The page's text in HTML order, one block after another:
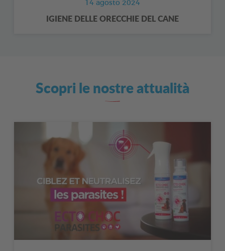
14 agosto 2024
IGIENE DELLE ORECCHIE DEL CANE
Scopri le nostre attualità